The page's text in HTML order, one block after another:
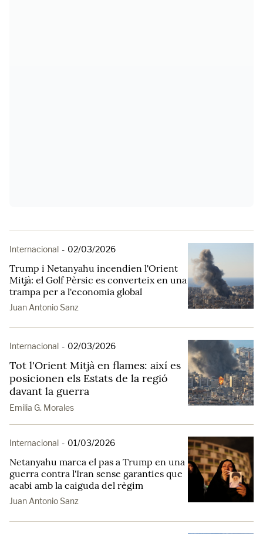
Internacional - 02/03/2026
Trump i Netanyahu incendien l'Orient
Mitjà: el Golf Pèrsic es converteix en una
trampa per a l'economia global
Juan Antonio Sanz
Internacional - 02/03/2026
Tot l'Orient Mitjà en flames: així es
posicionen els Estats de la regió
davant la guerra
Emilia G. Morales
Internacional - 01/03/2026
Netanyahu marca el pas a Trump en una
guerra contra l'Iran sense garanties que
acabi amb la caiguda del règim
Juan Antonio Sanz